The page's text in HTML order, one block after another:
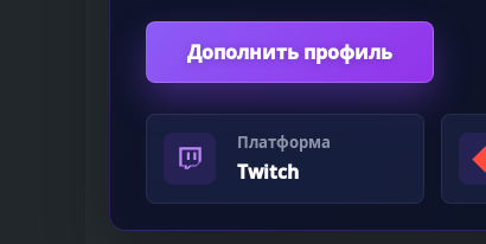
Дополнить профиль
Платформа
Twitch